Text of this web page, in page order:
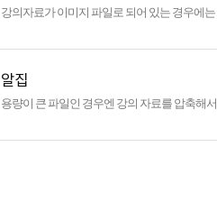
강의자료가 이미지 파일로 되어 있는 경우에
알집
용량이 큰 파일인 경우엔 강의 자료를 압축해